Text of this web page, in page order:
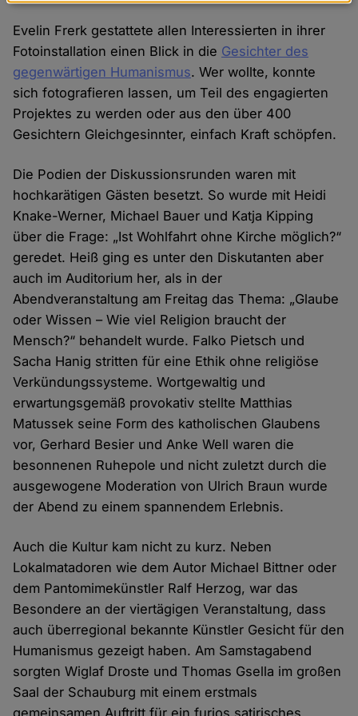
Evelin Frerk gestattete allen Interessierten in ihrer
Fotoinstallation einen Blick in die Gesichter des
gegenwärtigen Humanismus. Wer wollte, konnte
sich fotografieren lassen, um Teil des engagierten
Projektes zu werden oder aus den über 400
Gesichtern Gleichgesinnter, einfach Kraft schöpfen.
Die Podien der Diskussionsrunden waren mit
hochkarätigen Gästen besetzt. So wurde mit Heidi
Knake-Werner, Michael Bauer und Katja Kipping
über die Frage: „Ist Wohlfahrt ohne Kirche möglich?“
geredet. Heiß ging es unter den Diskutanten aber
auch im Auditorium her, als in der
Abendveranstaltung am Freitag das Thema: „Glaube
oder Wissen – Wie viel Religion braucht der
Mensch?“ behandelt wurde. Falko Pietsch und
Sacha Hanig stritten für eine Ethik ohne religiöse
Verkündungssysteme. Wortgewaltig und
erwartungsgemäß provokativ stellte Matthias
Matussek seine Form des katholischen Glaubens
vor, Gerhard Besier und Anke Well waren die
besonnenen Ruhepole und nicht zuletzt durch die
ausgewogene Moderation von Ulrich Braun wurde
der Abend zu einem spannendem Erlebnis.
Auch die Kultur kam nicht zu kurz. Neben
Lokalmatadoren wie dem Autor Michael Bittner oder
dem Pantomimekünstler Ralf Herzog, war das
Besondere an der viertägigen Veranstaltung, dass
auch überregional bekannte Künstler Gesicht für den
Humanismus gezeigt haben. Am Samstagabend
sorgten Wiglaf Droste und Thomas Gsella im großen
Saal der Schauburg mit einem erstmals
Daten
und
Cookies